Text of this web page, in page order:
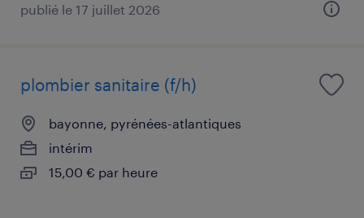
publié le 17 juillet 2026
plombier sanitaire (f/h)
bayonne, pyrénées-atlantiques
intérim
15,00 € par heure